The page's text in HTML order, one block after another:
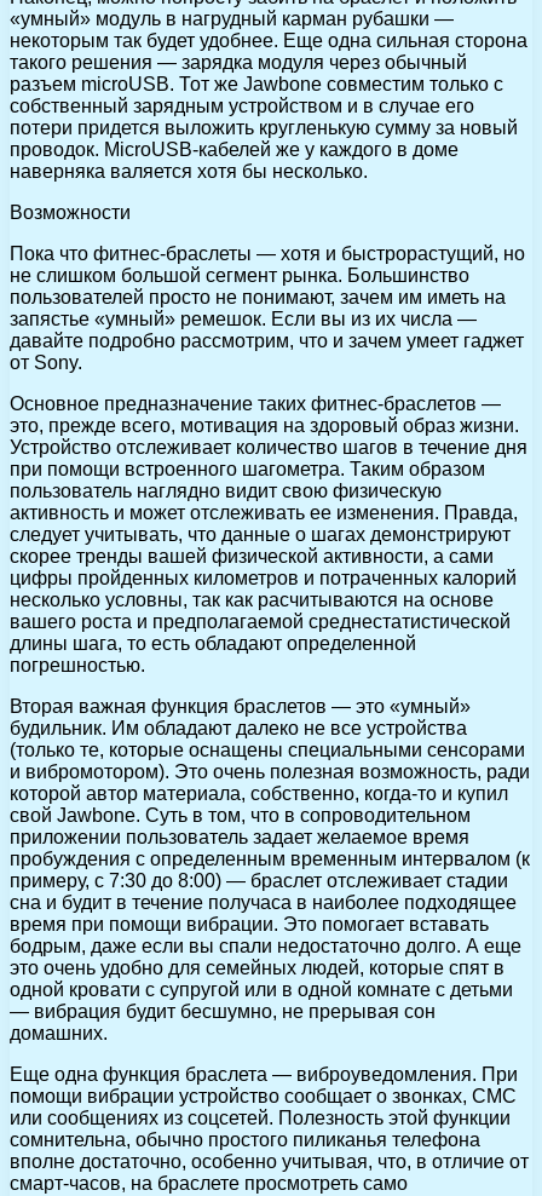
«умный» модуль в нагрудный карман рубашки —
некоторым так будет удобнее. Еще одна сильная сторона
такого решения — зарядка модуля через обычный
разъем microUSB. Тот же Jawbone совместим только с
собственный зарядным устройством и в случае его
потери придется выложить кругленькую сумму за новый
проводок. MicroUSB-кабелей же у каждого в доме
наверняка валяется хотя бы несколько.
Возможности
Пока что фитнес-браслеты — хотя и быстрорастущий, но
не слишком большой сегмент рынка. Большинство
пользователей просто не понимают, зачем им иметь на
запястье «умный» ремешок. Если вы из их числа —
давайте подробно рассмотрим, что и зачем умеет гаджет
от Sony.
Основное предназначение таких фитнес-браслетов —
это, прежде всего, мотивация на здоровый образ жизни.
Устройство отслеживает количество шагов в течение дня
при помощи встроенного шагометра. Таким образом
пользователь наглядно видит свою физическую
активность и может отслеживать ее изменения. Правда,
следует учитывать, что данные о шагах демонстрируют
скорее тренды вашей физической активности, а сами
цифры пройденных километров и потраченных калорий
несколько условны, так как расчитываются на основе
вашего роста и предполагаемой среднестатистической
длины шага, то есть обладают определенной
погрешностью.
Вторая важная функция браслетов — это «умный»
будильник. Им обладают далеко не все устройства
(только те, которые оснащены специальными сенсорами
и вибромотором). Это очень полезная возможность, ради
которой автор материала, собственно, когда-то и купил
свой Jawbone. Суть в том, что в сопроводительном
приложении пользователь задает желаемое время
пробуждения с определенным временным интервалом (к
примеру, с 7:30 до 8:00) — браслет отслеживает стадии
сна и будит в течение получаса в наиболее подходящее
время при помощи вибрации. Это помогает вставать
бодрым, даже если вы спали недостаточно долго. А еще
это очень удобно для семейных людей, которые спят в
одной кровати с супругой или в одной комнате с детьми
— вибрация будит бесшумно, не прерывая сон
домашних.
Еще одна функция браслета — виброуведомления. При
помощи вибрации устройство сообщает о звонках, СМС
или сообщениях из соцсетей. Полезность этой функции
сомнительна, обычно простого пиликанья телефона
вполне достаточно, особенно учитывая, что, в отличие от
смарт-часов, на браслете просмотреть само